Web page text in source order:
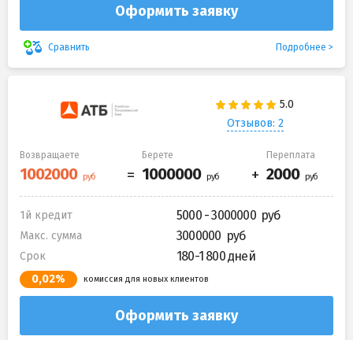
Оформить заявку
Сравнить Подробнее
Отзывов: 2
Возвращаете Берете Переплата
1й кредит 5000 - 3000000
Макс. сумма 3000000
Срок 180-1 800 дней
0,02% комиссия для новых клиентов
Оформить заявку